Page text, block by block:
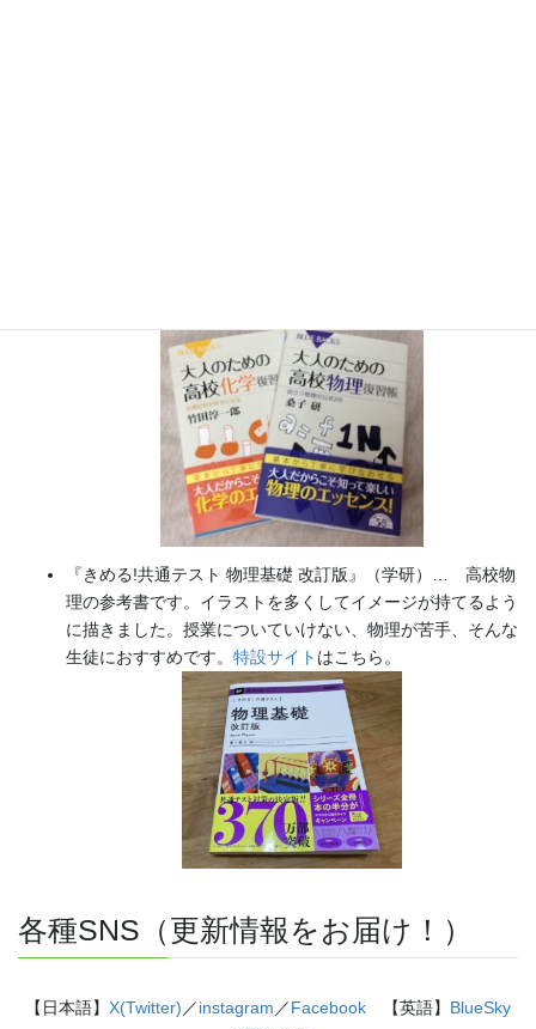
『きめる!共通テスト 物理基礎 改訂版』（学研）… 高校物
理の参考書です。イラストを多くしてイメージが持てるよう
に描きました。授業についていけない、物理が苦手、そんな
生徒におすすめです。 特設サイト はこちら。
各種SNS（更新情報をお届け！）
【日本語】 X(Twitter) ／instagram ／Facebook 【英語】 BlueSky